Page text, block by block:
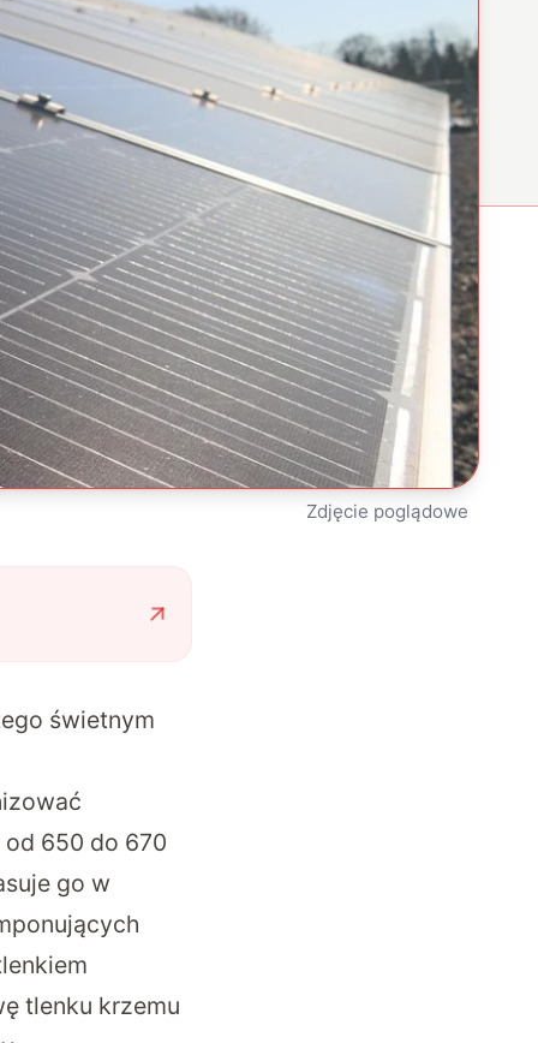
Zdjęcie poglądowe
świetnym
650 do 670
go w
tlenku krzemu